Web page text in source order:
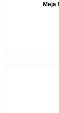
Meja